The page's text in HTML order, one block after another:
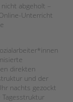
abgeholt –
Unterricht
direkten
und der
nachts gezockt